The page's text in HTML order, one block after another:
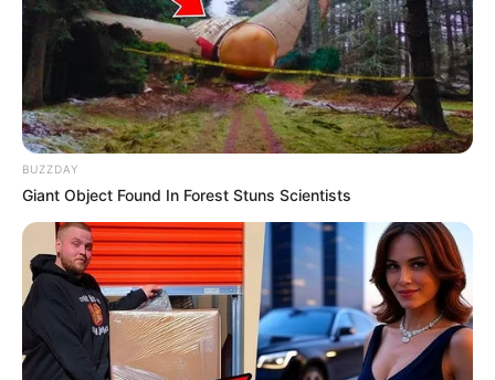
BUZZDAY
Giant Object Found In Forest Stuns Scientists